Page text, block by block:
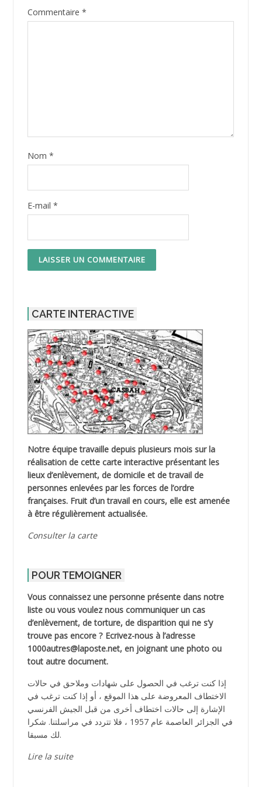
Commentaire *
Nom *
E-mail *
CARTE INTERACTIVE
Notre équipe travaille depuis plusieurs mois sur la
réalisation de cette carte interactive présentant les
lieux d’enlèvement, de domicile et de travail de
personnes enlevées par les forces de l’ordre
françaises. Fruit d’un travail en cours, elle est amenée
à être régulièrement actualisée.
Consulter la carte
POUR TEMOIGNER
Vous connaissez une personne présente dans notre
liste ou vous voulez nous communiquer un cas
d’enlèvement, de torture, de disparition qui ne s’y
trouve pas encore ? Ecrivez-nous à l’adresse
1000autres@laposte.net, en joignant une photo ou
tout autre document.
إذا كنت ترغب في الحصول على شهادات وملاحق في حالات
الاختطاف المعروضة على هذا الموقع ، أو إذا كنت ترغب في
الإشارة إلى حالات اختطاف أخرى من قبل الجيش الفرنسي
في الجزائر العاصمة عام 1957 ، فلا تتردد في مراسلتنا. شكرا
لك مسبقا.
Lire la suite